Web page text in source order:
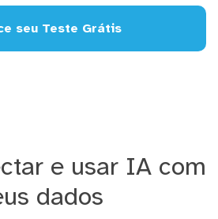
seu Teste Grátis
e usar IA com
dados